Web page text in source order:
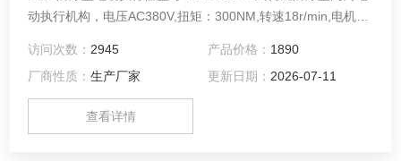
动执行机构，电压AC380V,扭矩：300NM,转速18r/min,电机功
访问次数： 2945 产品价格： 1890
厂商性质：生产厂家 更新日期： 2026-07-11
查看详情